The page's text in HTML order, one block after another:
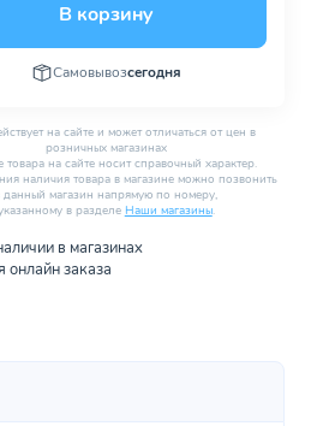
В корзину
Самовывозсегодня
на сайте и может отличаться от цен в
розничных магазинах
товара на сайте носит справочный характер.
наличия товара в магазине можно позвонить
данный магазин напрямую по номеру,
в разделе Наши магазины.
в магазинах
онлайн заказа